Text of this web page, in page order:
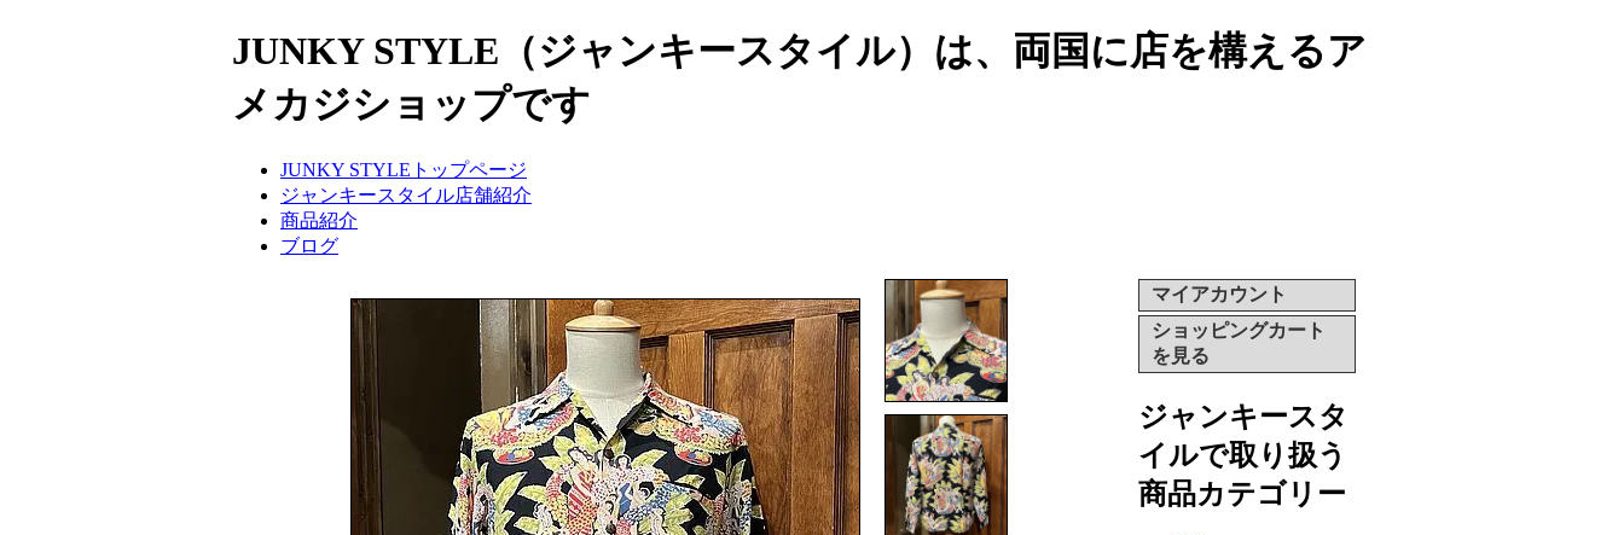
JUNKY STYLE（ジャンキースタイル）は、両国に店を構えるア
メカジショップです
JUNKY STYLEトップページ
ジャンキースタイル店舗紹介
商品紹介
ブログ
マイアカウント
ショッピングカート
を見る
ジャンキースタ
イルで取り扱う
商品カテゴリー